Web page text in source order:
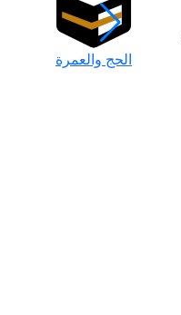
الحج والعمرة